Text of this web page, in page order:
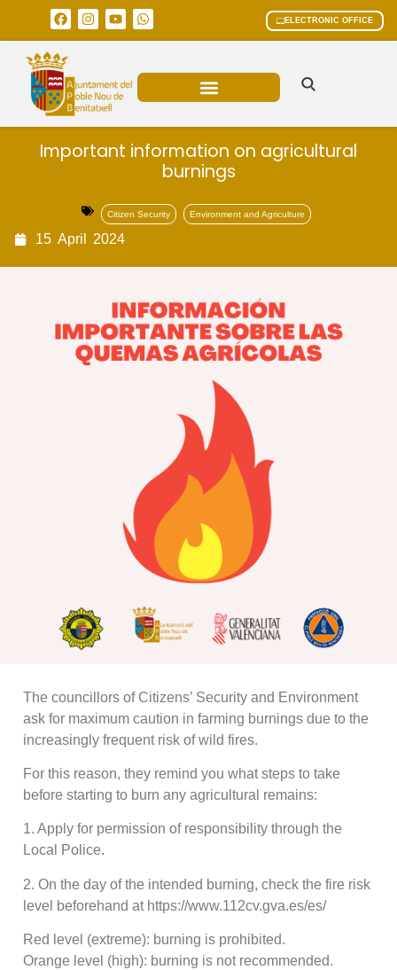
ELECTRONIC OFFICE
Important information on agricultural
burnings
Citizen Security Environment and Agriculture
15 April 2024
The councillors of Citizens’ Security and Environment
ask for maximum caution in farming burnings due to the
increasingly frequent risk of wild fires.
For this reason, they remind you what steps to take
before starting to burn any agricultural remains:
1. Apply for permission of responsibility through the
Local Police.
2. On the day of the intended burning, check the fire risk
level beforehand at https://www.112cv.gva.es/es/
Red level (extreme): burning is prohibited.
Orange level (high): burning is not recommended.